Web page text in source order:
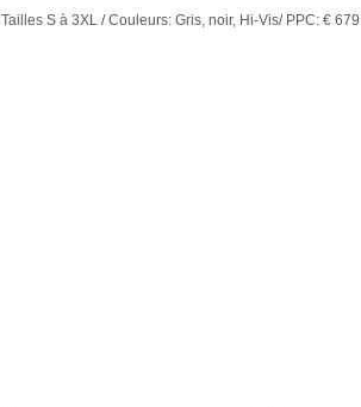
Tailles S à 3XL / Couleurs: Gris, noir, Hi-Vis/ PPC: €